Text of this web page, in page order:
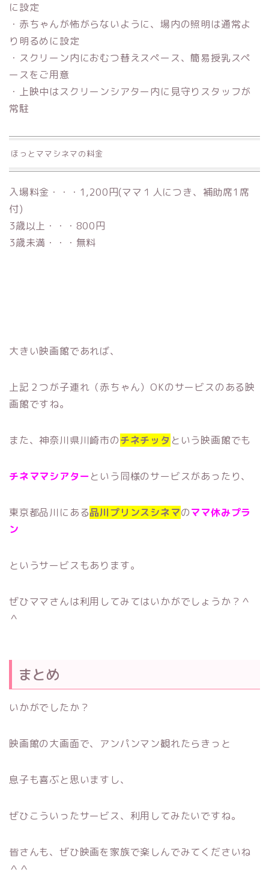
に設定
・赤ちゃんが怖がらないように、場内の照明は通常よ
り明るめに設定
・スクリーン内におむつ替えスペース、簡易授乳スペ
ースをご用意
・上映中はスクリーンシアター内に見守りスタッフが
常駐
ほっとママシネマの料金
入場料金・・・ 1,200円(ママ１人につき、補助席1席
付)
3歳以上・・・ 800円
3歳未満・・・ 無料
大きい映画館であれば、
上記２つが子連れ（赤ちゃん）OKのサービスのある映
画館ですね。
また、神奈川県川崎市のチネチッタ という映画館でも
チネママシアターという同様のサービスがあったり、
東京都品川にある品川プリンスシネマのママ休みプラ
ン
というサービスもあります。
ぜひママさんは利用してみてはいかがでしょうか？＾
＾
まとめ
いかがでしたか？
映画館の大画面で、アンパンマン観れたらきっと
息子も喜ぶと思いますし、
ぜひこういったサービス、利用してみたいですね。
皆さんも、ぜひ映画を家族で楽しんでみてくださいね
＾＾